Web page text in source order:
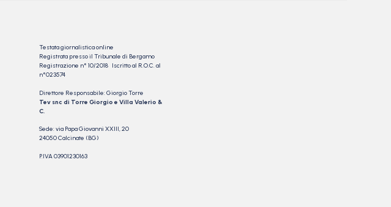
Testata giornalistica online
Registrata presso il Tribunale di Bergamo
Registrazione n° 10/2018 Iscritto al R.O.C. al
n°023574
Direttore Responsabile: Giorgio Torre
Tev snc di Torre Giorgio e Villa Valerio &
C.
Sede: via Papa Giovanni XXIII, 20
24050 Calcinate (BG)
P.IVA 03901230163